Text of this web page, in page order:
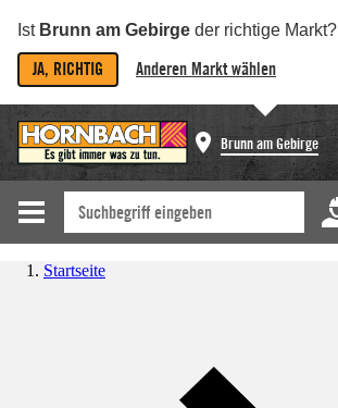
Ist Brunn am Gebirge der richtige Markt?
JA, RICHTIG Anderen Markt wählen
Brunn am Gebirge
Startseite